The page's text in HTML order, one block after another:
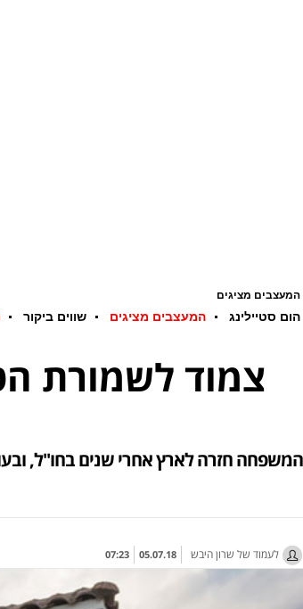
המעצבים מציגים
הום סטיילינג המעצבים מציגים שווים ביקור
צמוד לשמורת
המשפחה חזרה לארץ אחרי שנים בחו''ל,
לעמוד של שרון היבש 05.07.18
07:23